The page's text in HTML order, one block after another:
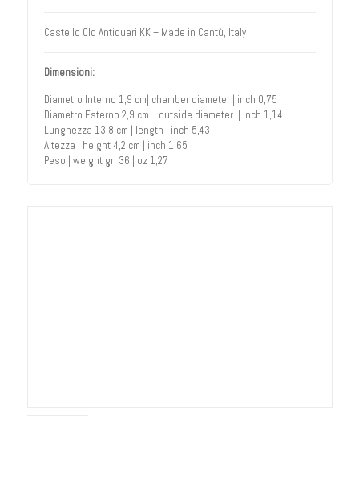
Castello Old Antiquari KK – Made in Cantù, Italy
Dimensioni:
Diametro Interno 1,9 cm| chamber diameter | inch 0,75
Diametro Esterno 2,9 cm | outside diameter | inch 1,14
Lunghezza 13,8 cm | length | inch 5,43
Altezza | height 4,2 cm | inch 1,65
Peso | weight gr. 36 | oz 1,27